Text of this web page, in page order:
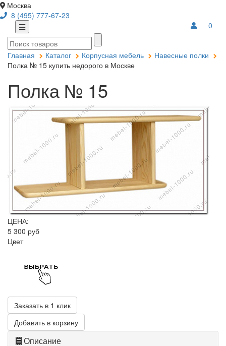
Москва
8 (495) 777-67-23
0
Главная Каталог Корпусная мебель
Навесные полки
Полка № 15 купить недорого в Москве
Полка № 15
ЦЕНА:
5 300 руб
Цвет
Заказать в 1 клик
Добавить в корзину
Описание